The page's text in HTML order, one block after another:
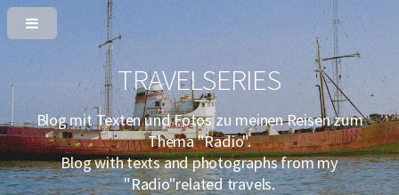
TRAVELSERIES
Blog mit Texten und Fotos zu meinen Reisen zum
Thema "Radio".
Blog with texts and photographs from my
"Radio"related travels.